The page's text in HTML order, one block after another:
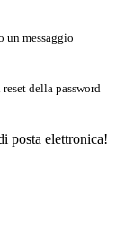
un messaggio
della password
posta elettronica!